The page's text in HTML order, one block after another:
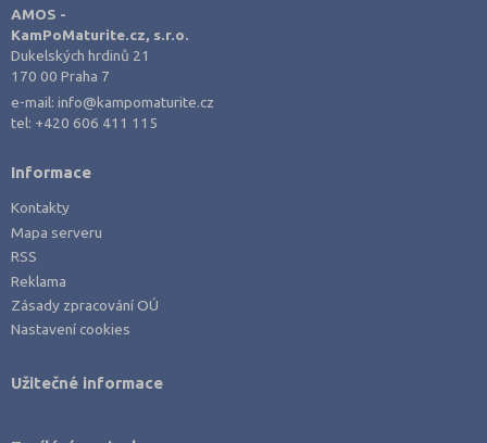
AMOS -
KamPoMaturite.cz, s.r.o.
Dukelských hrdinů 21
170 00 Praha 7
e-mail:info@kampomaturite.cz
tel: +420 606 411 115
Informace
Kontakty
Mapa serveru
RSS
Reklama
Zásady zpracování OÚ
Nastavení cookies
Užitečné informace